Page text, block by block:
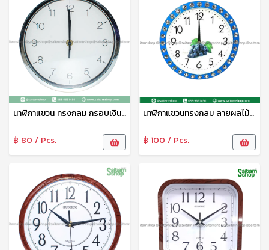
นาฬิกาแขวน ทรงกลม กรอบเงินทอง Quartz Clock คุณภาพดี แข็งแรง ทนทาน No.23188
฿ 80 / Pcs.
นาฬิกาแขวนทรงกลม ลายผลไม้ สีสดใส ตัวเลขชัดเจน นาฬิกาติดผนัง เข็มเดินเรียบ ไร้เสียง คุณภาพดี แข็งแรง ทนทาน No.23184
฿ 100 / Pcs.